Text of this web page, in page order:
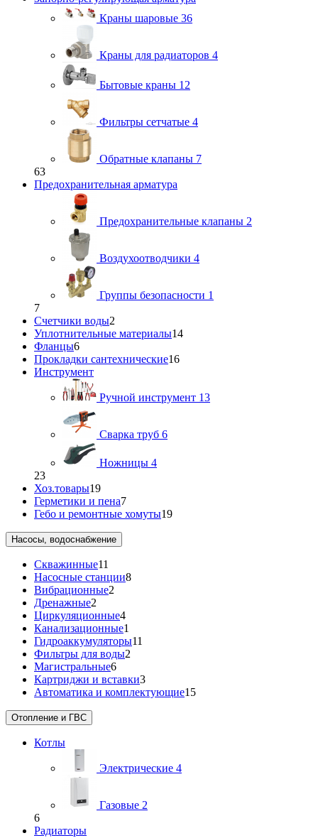
Краны шаровые 36
Краны для радиаторов 4
Бытовые краны 12
Фильтры сетчатые 4
Обратные клапаны 7
63
Предохранительная арматура
Предохранительные клапаны 2
Воздухоотводчики 4
Группы безопасности 1
7
Счетчики воды2
Уплотнительные материалы14
Фланцы6
Прокладки сантехнические16
Инструмент
Ручной инструмент 13
Сварка труб 6
Ножницы 4
23
Хоз.товары19
Герметики и пена7
Гебо и ремонтные хомуты19
Насосы, водоснабжение
Скважинные11
Насосные станции8
Вибрационные2
Дренажные2
Циркуляционные4
Канализационные1
Гидроаккумуляторы11
Фильтры для воды2
Магистральные6
Картриджи и вставки3
Автоматика и комплектующие15
Отопление и ГВС
Котлы
Электрические 4
Газовые 2
6
Радиаторы